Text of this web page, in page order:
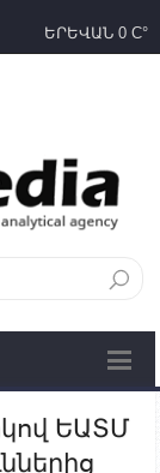
ԵՐԵՎԱՆ 0 C°
ԵԱՏՄ